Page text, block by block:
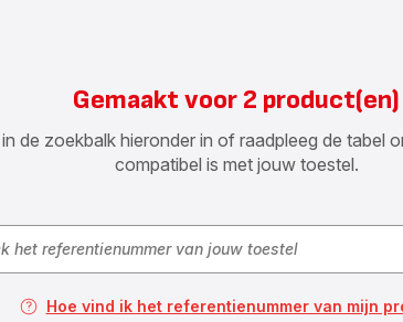
Gemaakt voor 2 product(en)
de zoekbalk hieronder in of raadpleeg de tabel
compatibel is met jouw toestel.
Hoe vind ik het referentienummer van mijn